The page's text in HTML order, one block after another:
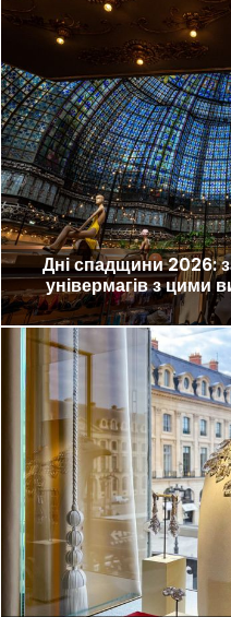
Дні спадщини 2026:
універмагів з цими